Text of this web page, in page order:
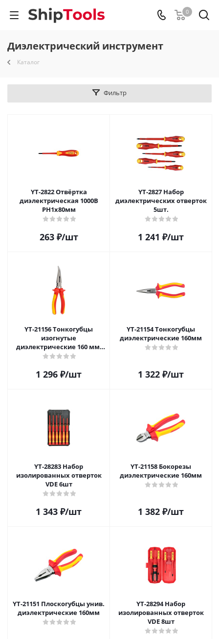
0
Диэлектрический инструмент
Каталог
Фильтр
YT-2822 Отвёртка
диэлектрическая 1000В
PH1x80мм
263₽/шт
YT-2827 Набор
диэлектрических отверток
5шт.
1 241 ₽/шт
YT-21156 Тонкогубцы
изогнутые
диэлектрические 160 мм,
CrV
1 296 ₽/шт
YT-21154 Тонкогубцы
диэлектрические 160мм
1 322 ₽/шт
YT-28283 Набор
изолированных отверток
VDE 6шт
1 343 ₽/шт
YT-21158 Бокорезы
диэлектрические 160мм
1 382 ₽/шт
YT-21151 Плоскогубцы унив.
диэлектрические 160мм
YT-28294 Набор
изолированных отверток
VDE 8шт